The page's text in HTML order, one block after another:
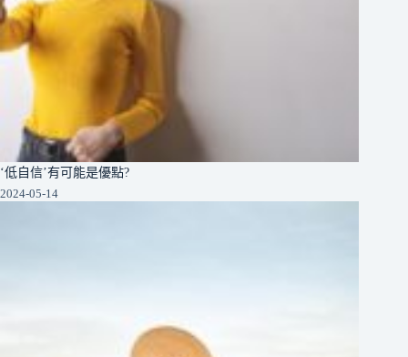
‘低自信’有可能是優點?
2024-05-14